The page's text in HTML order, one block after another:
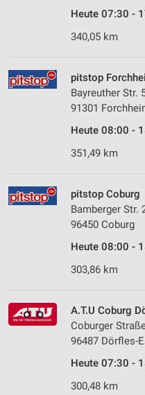
Heute 07:30 -
340,05 km
pitstop
Bayreuther Str.
91301
Heute 08:00 -
351,49 km
pitstop Coburg
Bamberger Str.
96450 Coburg
Heute 08:00 -
303,86 km
A.T.U Coburg
Coburger
96487 Dörfles-
Heute 07:30 -
300,48 km